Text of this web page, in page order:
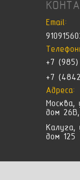
Email:
+7
+7
Адреса:
Москва,
дом
Калуга,
дом 125